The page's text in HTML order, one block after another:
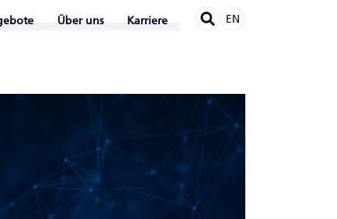
Über uns Karriere EN